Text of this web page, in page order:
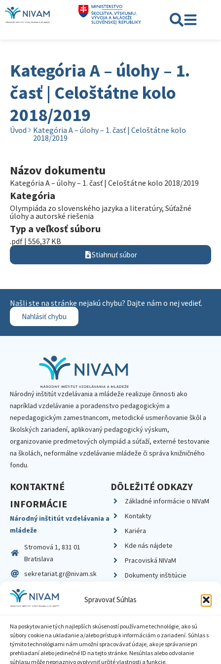
Spravovať Súhlas
Na poskytovanie tých najlepších skúseností používame technológie, ako sú
súbory cookie na ukladanie a/alebo prístup k informáciám o zariadení. Súhlas s
týmito technológiami nám umožní spracovávať údaje, ako je správanie pri
prehliadaní alebo jedinečné ID na tejto stránke. Nesúhlas alebo odvolanie
súhlasu môže nepriaznivo ovplyvniť určité vlastnosti a funkcie.
Kategória A – úlohy – 1.
časť | Celoštátne kolo
2018/2019
Úvod
Kategória A – úlohy – 1. časť | Celoštátne kolo
2018/2019
Názov dokumentu
Kategória A – úlohy – 1. časť | Celoštátne kolo 2018/2019
Kategória
Olympiáda zo slovenského jazyka a literatúry, Súťažné
úlohy a autorské riešenia
Typ a veľkosť súboru
.pdf | 556,37 KB
Stiahnuť súbor
Našli ste na stránke nejakú chybu? Dajte nám o nej vedieť.
Nahlásiť chybu
Národný inštitút vzdelávania a mládeže realizuje činnosti ako
napríklad vzdelávanie a poradenstvo pedagogickým a
nepedagogickým zamestnancom, metodické usmerňovanie škôl a
školských zariadení, aplikovaný pedagogický výskum,
organizovanie predmetových olympiád a súťaží, externé testovanie
na školách, neformálne vzdelávanie mládeže či správa knižničného
fondu.
KONTAKTNÉ
INFORMÁCIE
Národný inštitút vzdelávania a
mládeže
Stromová 1, 831 01
Bratislava
sekretariat.gr@nivam.sk
IČO: 00164348
DIČ: 2020798714
DÔLEŽITÉ ODKAZY
Základné informácie o NIVaM
Kontakty
Kariéra
Kde nás nájdete
Pracoviská NIVaM
Dokumenty inštitúcie
Zásady ochrany súkromia